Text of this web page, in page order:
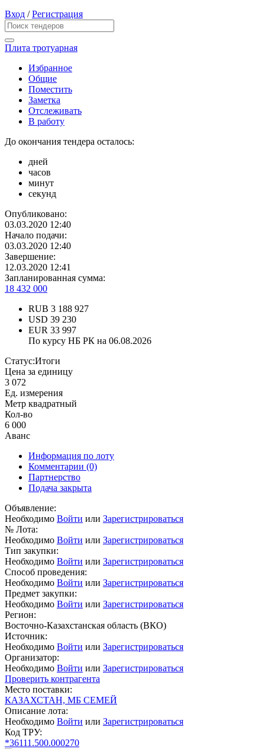
Вход /Регистрация
Плита тротуарная
Избранное
Общие
Поместить
Заметка
Отслеживать
В работу
До окончания тендера осталось:
дней
часов
минут
секунд
Опубликовано:
03.03.2020 12:40
Начало подачи:
03.03.2020 12:40
Завершение:
12.03.2020 12:41
Запланированная сумма:
18 432 000
RUB 3 188 927
USD 39 230
EUR 33 997
По курсу НБ РК на 06.08.2026
Статус:Итоги
Цена за единицу
3 072
Ед. измерения
Метр квадратный
Кол-во
6 000
Аванс
Информация по лоту
Комментарии (0)
Партнерство
Подача закрыта
Объявление:
Необходимо Войти или Зарегистрироваться
№ Лота:
Необходимо Войти или Зарегистрироваться
Тип закупки:
Необходимо Войти или Зарегистрироваться
Способ проведения:
Необходимо Войти или Зарегистрироваться
Предмет закупки:
Необходимо Войти или Зарегистрироваться
Регион:
Восточно-Казахстанская область (ВКО)
Источник:
Необходимо Войти или Зарегистрироваться
Организатор:
Необходимо Войти или Зарегистрироваться
Проверить контрагента
Место поставки:
КАЗАХСТАН, МБ СЕМЕЙ
Описание лота:
Необходимо Войти или Зарегистрироваться
Код ТРУ:
*36111.500.000270